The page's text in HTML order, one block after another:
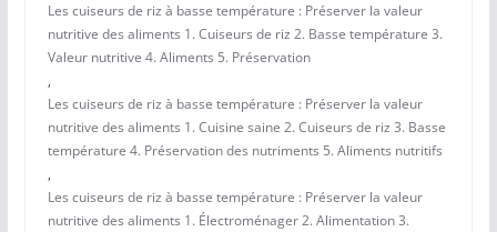
Les cuiseurs de riz à basse température : Préserver la valeur
nutritive des aliments 1. Cuiseurs de riz 2. Basse température 3.
Valeur nutritive 4. Aliments 5. Préservation
,
Les cuiseurs de riz à basse température : Préserver la valeur
nutritive des aliments 1. Cuisine saine 2. Cuiseurs de riz 3. Basse
température 4. Préservation des nutriments 5. Aliments nutritifs
,
Les cuiseurs de riz à basse température : Préserver la valeur
nutritive des aliments 1. Électroménager 2. Alimentation 3.